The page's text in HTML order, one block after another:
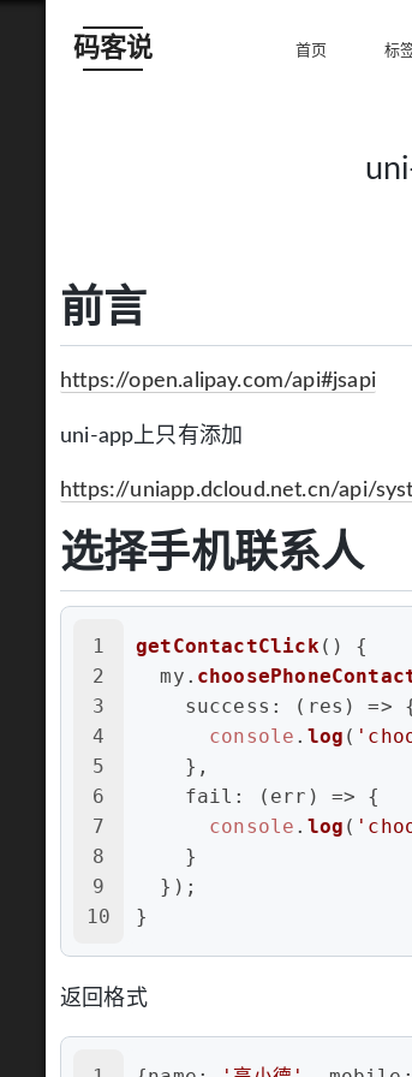
码客说 首页 标
前言
https://open.alipay.com/api#jsapi
uni-app上只有添加
https://uniapp.dcloud.net.cn/api/
选择手机联系人
1
2
3
4
5
6
7
8
9
10
getContactClick( ) {
  my.
success : ( res ) =>
console . log (
    },
fail : ( err ) => {
console . log (
    }
  });
}
返回格式